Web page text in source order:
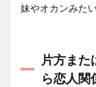
妹やオカンみた
片方また
ら恋人関